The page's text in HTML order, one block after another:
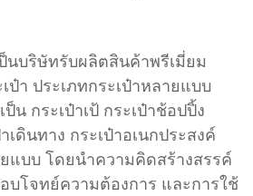
บริษัทรับผลิตสินค้าพรีเมี่ยม
ป๋า ประเภทกระเป๋าหลายแบบ
น กระเป๋าเป้ กระเป๋าช้อปปิ้ง
เดินทาง กระเป๋าอเนกประสงค์
แบบ โดยนำความคิดสร้างสรรค์
บโจทย์ความต้องการ และการใช้